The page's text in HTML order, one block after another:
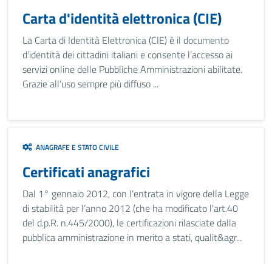
Carta d'identità elettronica (CIE)
La Carta di Identità Elettronica (CIE) è il documento
d’identità dei cittadini italiani e consente l’accesso ai
servizi online delle Pubbliche Amministrazioni abilitate.
Grazie all’uso sempre più diffuso ...
ANAGRAFE E STATO CIVILE
Certificati anagrafici
Dal 1° gennaio 2012, con l’entrata in vigore della Legge
di stabilità per l’anno 2012 (che ha modificato l'art.40
del d.p.R. n.445/2000), le certificazioni rilasciate dalla
pubblica amministrazione in merito a stati, qualit&agr...